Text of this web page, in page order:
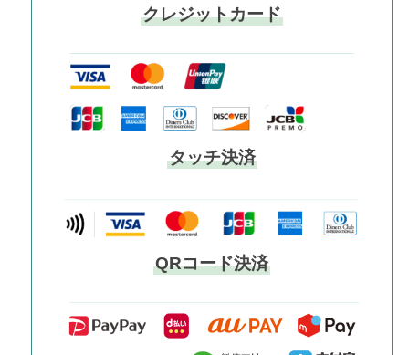
クレジットカード
タッチ決済
QRコード決済